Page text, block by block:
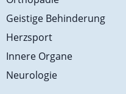
Geistige Behinderung
Herzsport
Innere Organe
Neurologie